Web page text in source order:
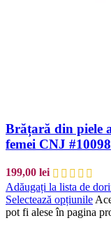
Brățară din piele
femei CNJ #10098
199,00 lei
Adăugați la lista de
Selectează opțiunile
pot fi alese în pagina